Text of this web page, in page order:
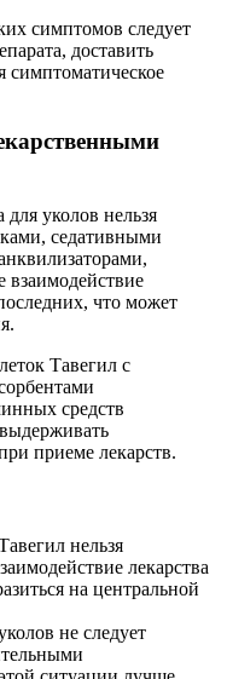
симптомов следует
доставить
симптоматическое
уколов нельзя
седативными
взаимодействие
что может
Тавегил с
средств
приеме лекарств.
нельзя
лекарства
на центральной
не следует